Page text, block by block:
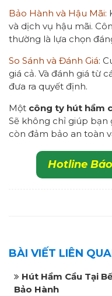
Bảo Hành và Hậu Mãi:
và dịch vụ hậu mãi.
thường là lựa chọn
So Sánh và Đánh Giá:
giá cả. Và đánh giá từ
đưa ra quyết định.
Một công ty hút hầm
Sẽ không chỉ giúp bạn
còn đảm bảo an toàn
Hotline
BÀI VIẾT LIÊN
Hút Hầm Cầu Tại
Bảo Hành